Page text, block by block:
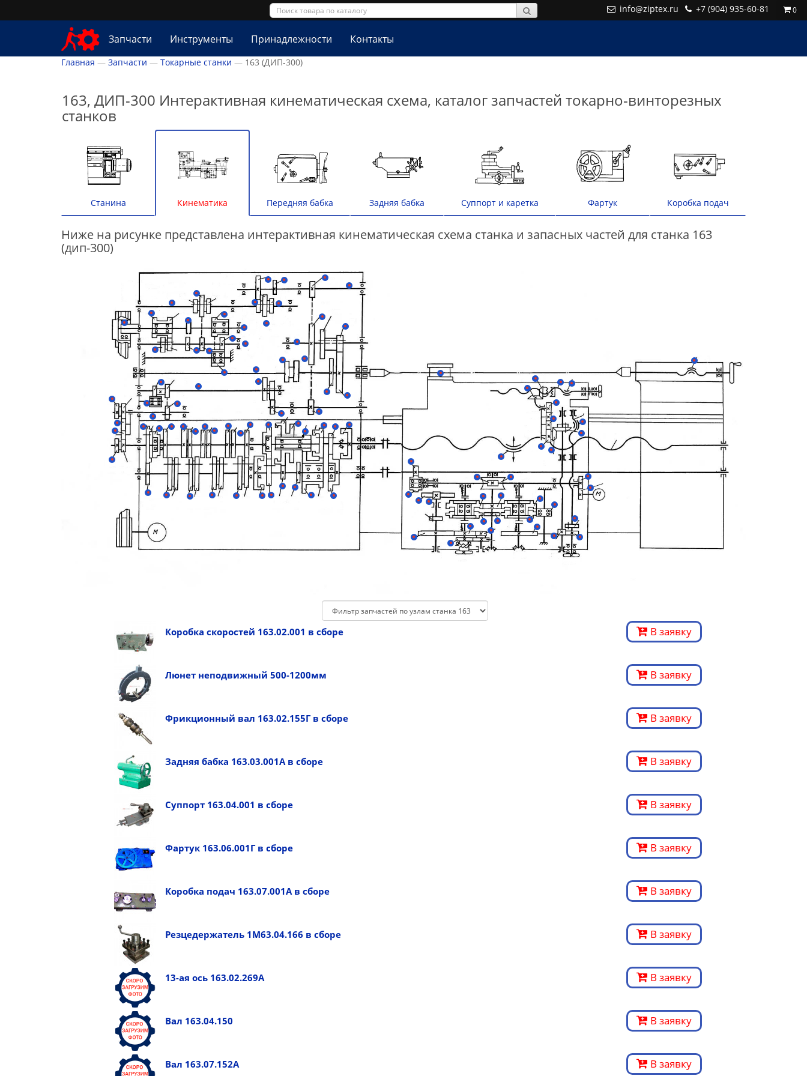
info@ziptex.ru +7 (904) 935-60-81 0
Запчасти Инструменты Принадлежности Контакты
Главная Запчасти Токарные станки 163 (ДИП-300)
163, ДИП-300 Интерактивная кинематическая схема, каталог запчастей токарно-винторезных
станков
Станина Кинематика Передняя бабка Задняя бабка Суппорт и каретка Фартук Коробка подач
Ниже на рисунке представлена интерактивная кинематическая схема станка и запасных частей для станка 163
(дип-300)
Коробка скоростей 163.02.001 в сборе В заявку
Люнет неподвижный 500-1200мм В заявку
Фрикционный вал 163.02.155Г в сборе В заявку
Задняя бабка 163.03.001А в сборе В заявку
Суппорт 163.04.001 в сборе В заявку
Фартук 163.06.001Г в сборе В заявку
Коробка подач 163.07.001А в сборе В заявку
Резцедержатель 1М63.04.166 в сборе В заявку
13-ая ось 163.02.269А В заявку
Вал 163.04.150 В заявку
Вал 163.07.152А В заявку